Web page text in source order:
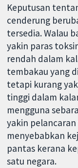
Keputusan
cenderung
tersedia. Walau
yakin paras
rendah dalam
tembakau yang
tetapi kurang
tinggi dalam
mengguna
yakin
menyebabkan
pantas kerana
satu negara.